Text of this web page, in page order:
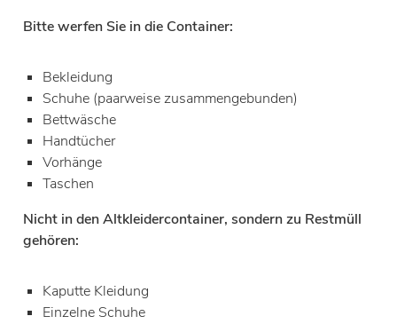
Bitte werfen Sie in die Container:
Bekleidung
Schuhe (paarweise zusammengebunden)
Bettwäsche
Handtücher
Vorhänge
Taschen
Nicht in den Altkleidercontainer, sondern zu Restmüll
gehören:
Kaputte Kleidung
Einzelne Schuhe